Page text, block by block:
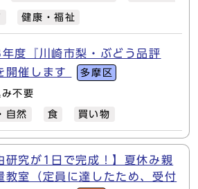
健康・福祉
度『川崎市梨・ぶどう品評
開催します
多摩区
不要
自然 食 買い物
研究が1日で完成！】夏休み親
教室（定員に達したため、受付